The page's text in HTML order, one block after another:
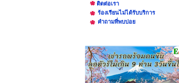
ติดต่อเรา
ร้องเรียนไม่ได้รับบริการ
คําถามที่พบบ่อย